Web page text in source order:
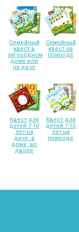
Семейный
квест в
загородном
доме или
на даче
Семейный
квест на
природе
Квест для
детей 7-10
лет на
даче, в
доме, во
дворе
Квест для
детей 7-10
лет на
природе